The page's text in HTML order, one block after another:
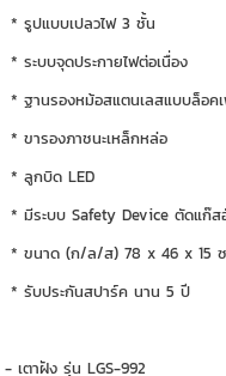
* รูปแบบเปลวไฟ 3 ชั้น
* ระบบจุดประกายไฟต่อเนื่อง
* ฐานรองหม้อสแตนเลสแบบล็อค
* ขารองภาชนะเหล็กหล่อ
* ลูกบิด LED
* มีระบบ Safety Device ตัดแก๊ส
* ขนาด (ก/ล/ส) 78 x 46 x 15
* รับประกันสปาร์ค นาน 5 ปี
- เตาฝัง รุ่น LGS-992